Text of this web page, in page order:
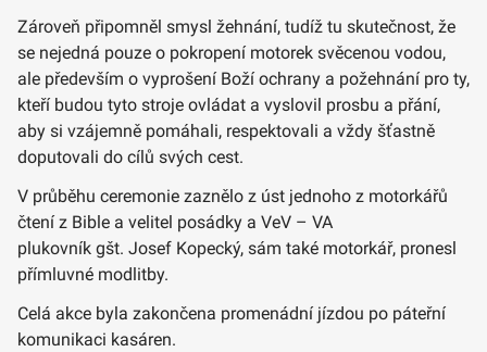
Zároveň připomněl smysl žehnání, tudíž tu skutečnost, že
se nejedná pouze o pokropení motorek svěcenou vodou,
ale především o vyprošení Boží ochrany a požehnání pro ty,
kteří budou tyto stroje ovládat a vyslovil prosbu a přání,
aby si vzájemně pomáhali, respektovali a vždy šťastně
doputovali do cílů svých cest.
V průběhu ceremonie zaznělo z úst jednoho z motorkářů
čtení z Bible a velitel posádky a VeV – VA
plukovník gšt. Josef Kopecký, sám také motorkář, pronesl
přímluvné modlitby.
Celá akce byla zakončena promenádní jízdou po páteřní
komunikaci kasáren.